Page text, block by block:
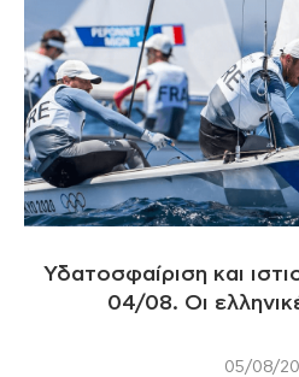
Υδατοσφαίριση και
04/08. Οι
05/08/